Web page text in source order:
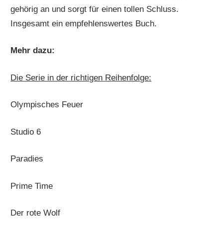
gehörig an und sorgt für einen tollen Schluss.
Insgesamt ein empfehlenswertes Buch.
Mehr dazu:
Die Serie in der richtigen Reihenfolge:
Olympisches Feuer
Studio 6
Paradies
Prime Time
Der rote Wolf